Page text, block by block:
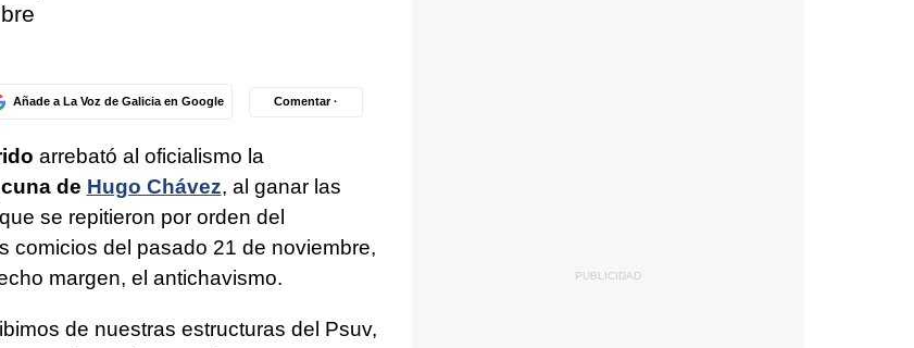
Añade a La Voz de Galicia en Google Comentar ·
arrebató al oficialismo la
de Hugo Chávez, al ganar las
se repitieron por orden del
comicios del pasado 21 de noviembre,
margen, el antichavismo.
de nuestras estructuras del Psuv,